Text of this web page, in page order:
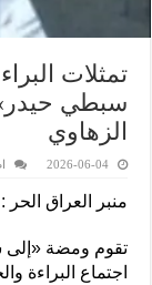
تمثلات
سبطي
الزهاوي
2026-06-04
منبر العراق
تقوم ومضة «إلى
اجتماع